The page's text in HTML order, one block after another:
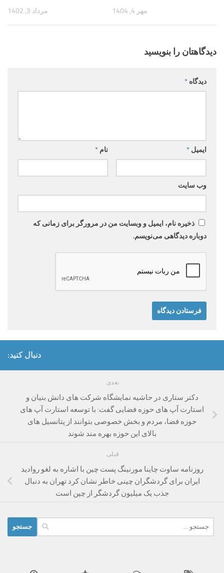
مرداد 3, 1402 مهر 4, 1404
دیدگاهتان را بنویسید
دیدگاه *
نام * ایمیل *
وب‌ سایت
ذخیره نام، ایمیل و وبسایت من در مرورگر برای زمانی که
دوباره دیدگاهی می‌نویسم.
دنبال کنید:
بعدی
دکتر ستاری در حاشیه نمایشگاه شرکت های دانش بنیان و
استارت آپ های حوزه فضایی گفت: با توسعه استارت آپ های
حوزه فضا، مردم و بخش خصوصی بتوانند از پتانسیل های
بالای این حوزه بهره مند شوند
قبلی
روزنامه ساوت چاینا مورنینگ پست چین با اشاره به لغو روادید
ایران برای گردشگران چینی خاطر نشان کرد تهران به دنبال
جذب یک میلیون گردشگر از چین است
برای: